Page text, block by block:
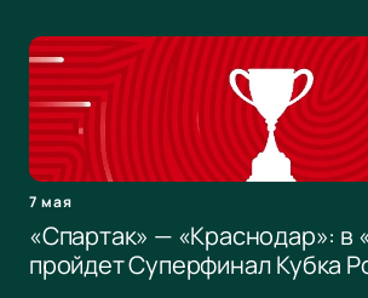
7 мая
«Спартак» — «Краснодар»: в
пройдет Суперфинал Кубка